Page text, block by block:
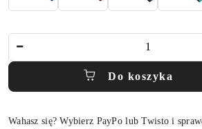
Do koszyka
Wahasz się? Wybierz PayPo lub Twisto i